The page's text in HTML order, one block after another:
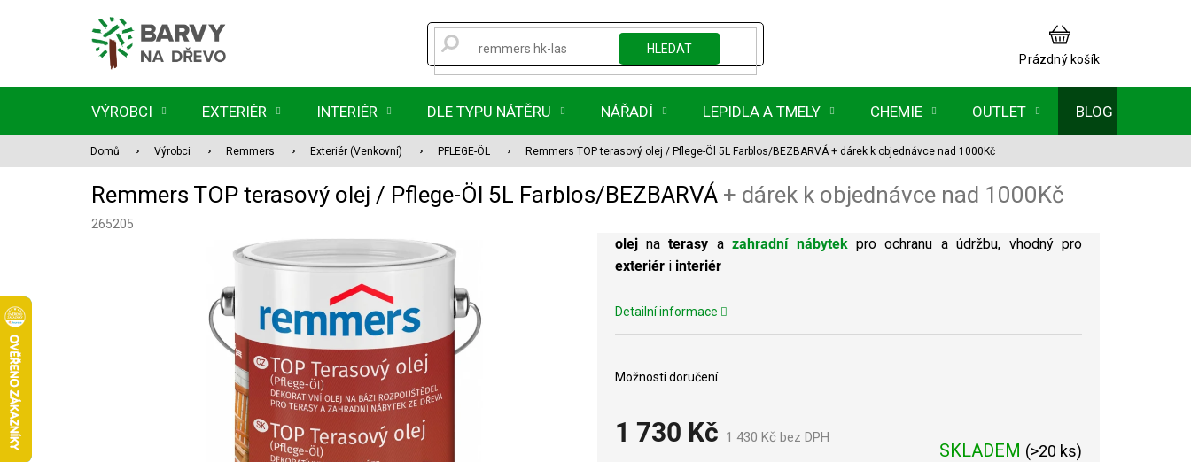
HLEDAT
NÁKUPNÍ
KOŠÍK
Prázdný košík
VÝROBCI EXTERIÉR INTERIÉR DLE TYPU NÁTĚRU NÁŘADÍ LEPIDLA A TMELY CHEMIE OUTLET BLOG
Domů Výrobci Remmers Exteriér (Venkovní) PFLEGE-ÖL Remmers TOP terasový olej / Pflege-Öl 5L Farblos/BEZBARVÁ+ dárek k objednávce nad 1000Kč
Remmers TOP terasový olej / Pflege-Öl 5L Farblos/BEZBARVÁ + dárek k objednávce nad 1000Kč
265205
1 730 Kč 1 430 Kč bez DPH
SKLADEM (>20 ks)
Možnosti doručení
olejnaterasy azahradní nábytekpro ochranu a údržbu, vhodný pro
exteriér iinteriér
Detailní informace